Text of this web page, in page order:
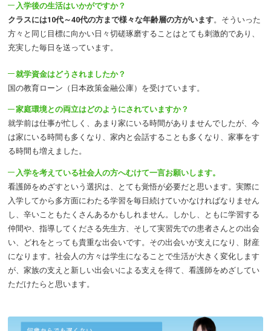
入学後の生活はいかがですか？
クラスには10代～40代の方まで様々な年齢層の方がいます。そういった
方々と同じ目標に向かい日々切磋琢磨することはとても刺激的であり、
充実した毎日を送っています。
就学資金はどうされましたか？
国の教育ローン（日本政策金融公庫）を受けています。
家庭環境との両立はどのようにされていますか？
就学前は仕事が忙しく、あまり家にいる時間がありませんでしたが、今
は家にいる時間も多くなり、家内と会話することも多くなり、家事をす
る時間も増えました。
入学を考えている社会人の方へむけて一言お願いします。
看護師をめざすという選択は、とても覚悟が必要だと思います。実際に
入学してから多方面にわたる学習を毎日続けていかなければなりません
し、辛いこともたくさんあるかもしれません。しかし、ともに学習する
仲間や、指導してくださる先生方、そして実習先での患者さんとの出会
い、どれをとっても貴重な出会いです。その出会いが支えになり、財産
になります。社会人の方々は学生になることで生活が大きく変化します
が、家族の支えと新しい出会いによる支えを得て、看護師をめざしてい
ただけたらと思います。